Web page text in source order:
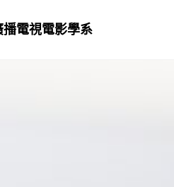
播電視電影學系